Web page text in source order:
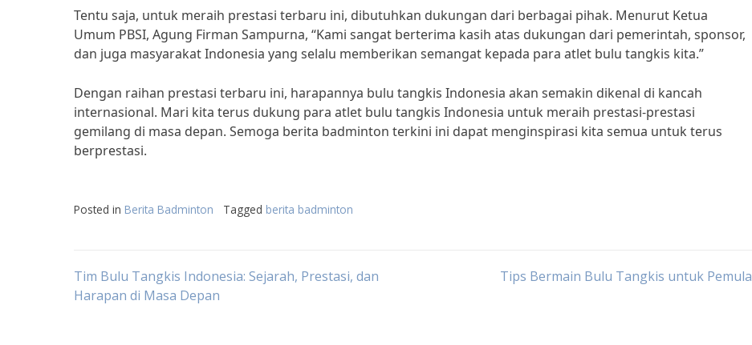
Tentu saja, untuk meraih prestasi terbaru ini, dibutuhkan dukungan dari berbagai pihak. Menurut Ketua
Umum PBSI, Agung Firman Sampurna, “Kami sangat berterima kasih atas dukungan dari pemerintah, sponsor,
dan juga masyarakat Indonesia yang selalu memberikan semangat kepada para atlet bulu tangkis kita.”
Dengan raihan prestasi terbaru ini, harapannya bulu tangkis Indonesia akan semakin dikenal di kancah
internasional. Mari kita terus dukung para atlet bulu tangkis Indonesia untuk meraih prestasi-prestasi
gemilang di masa depan. Semoga berita badminton terkini ini dapat menginspirasi kita semua untuk terus
berprestasi.
Posted in Berita Badminton Tagged berita badminton
Post
Tim Bulu Tangkis Indonesia: Sejarah, Prestasi, dan
Harapan di Masa Depan
Tips Bermain Bulu Tangkis untuk Pemula